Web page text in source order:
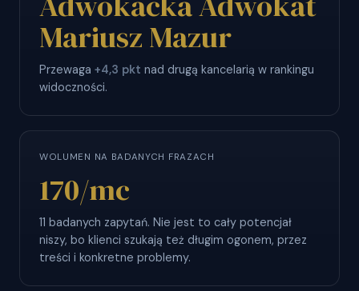
Mariusz Mazur
Przewaga +4,3 pkt nad drugą kancelarią w rankingu
widoczności.
WOLUMEN NA BADANYCH FRAZACH
170/mc
11 badanych zapytań. Nie jest to cały potencjał
niszy, bo klienci szukają też długim ogonem, przez
treści i konkretne problemy.